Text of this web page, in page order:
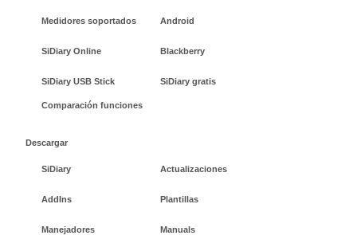
Medidores soportados Android
SiDiary Online Blackberry
SiDiary USB Stick SiDiary gratis
Comparación funciones
Descargar
SiDiary Actualizaciones
AddIns Plantillas
Manejadores Manuals